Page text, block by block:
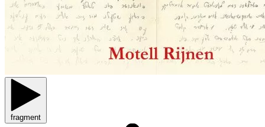
fragment